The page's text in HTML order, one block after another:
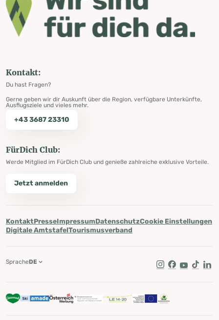
Kontakt:
Du hast Fragen?
Gerne geben wir dir Auskunft über die Region, verfügbare Unterkünfte,
Ausflugsziele und vieles mehr.
+43 3687 23310
FürDich Club:
Werde Mitglied im FürDich Club und genieße zahlreiche exklusive Vorteile.
Jetzt anmelden
KontaktPresseImpressumDatenschutzCookie Einstellungen
Digitale AmtstafelTourismusverband
Instagram
Facebook
Youtube
Tik Tok
SpracheDE